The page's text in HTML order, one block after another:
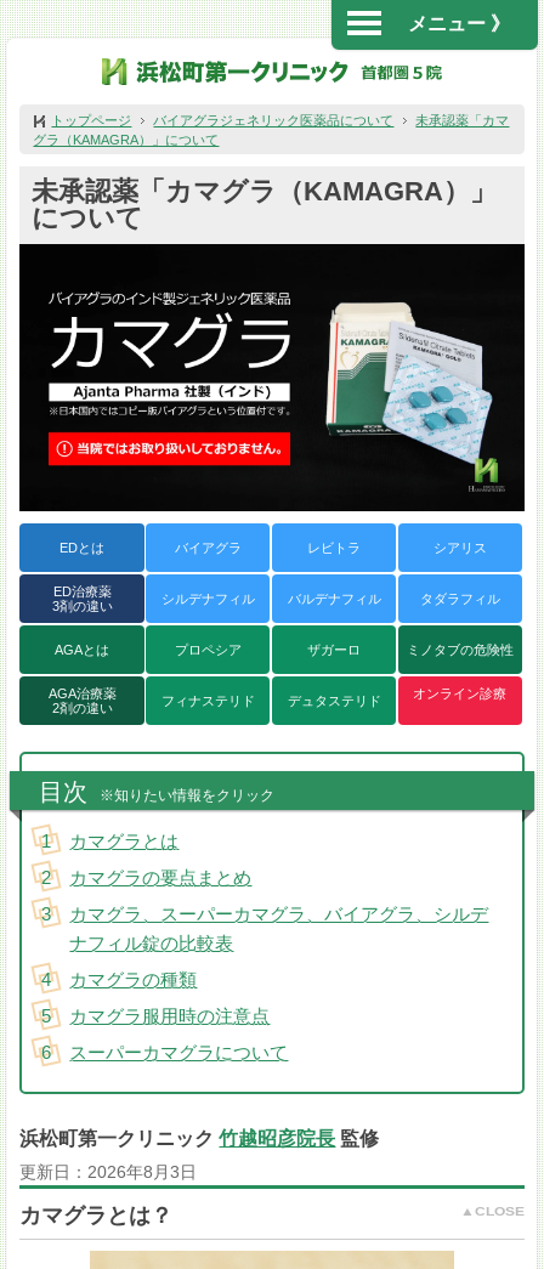
メニュー 》
トップページ バイアグラジェネリック医薬品について
未承認薬「カマ
グラ（KAMAGRA）」について
未承認薬「カマグラ（KAMAGRA）」
について
EDとは バイアグラ レビトラ シアリス
ED治療薬
3剤の違い
シルデナフィル バルデナフィル タダラフィル
AGAとは プロペシア ザガーロ ミノタブの危険性
AGA治療薬
2剤の違い
フィナステリド デュタステリド オンライン診療
目次 ※知りたい情報をクリック
カマグラとは
カマグラの要点まとめ
カマグラ、スーパーカマグラ、バイアグラ、シルデ
ナフィル錠の比較表
カマグラの種類
カマグラ服用時の注意点
スーパーカマグラについて
浜松町第一クリニック竹越昭彦院長 監修
更新日： 2026年8月3日
カマグラとは？